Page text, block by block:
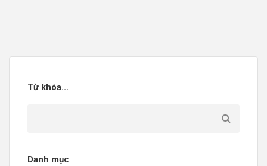
Từ khóa...
Danh mục